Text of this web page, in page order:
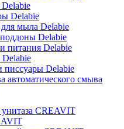
Delabie
мыла Delabie
Delabie
питания Delabie
писсуары Delabie
автоматического смыва
унитаза CREAVIT